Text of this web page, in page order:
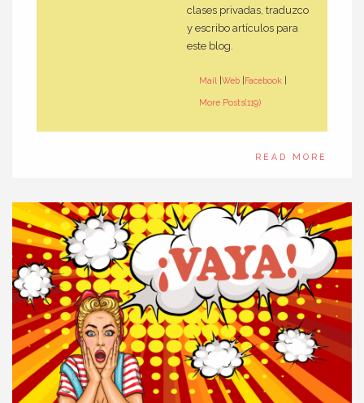
clases privadas, traduzco
y escribo artículos para
este blog.
Mail Web Facebook
More Posts(119)
READ MORE